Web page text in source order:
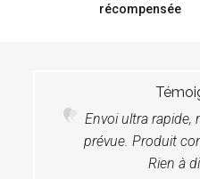
récompensée
Envoi ultra rapide,
prévue. Produit
Rien à